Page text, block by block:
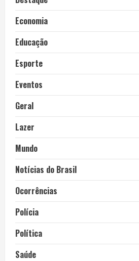
Economia
Educação
Esporte
Eventos
Geral
Lazer
Mundo
Notícias do Brasil
Ocorrências
Polícia
Política
Saúde